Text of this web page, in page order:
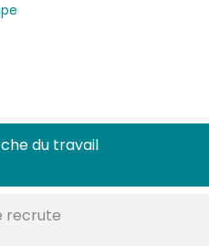
du travail
recrute